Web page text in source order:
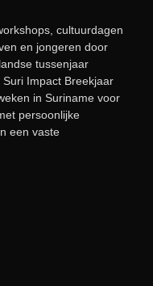
cultuurdagen
en jongeren door
tussenjaar
Impact Breekjaar
in Suriname voor
persoonlijke
een vaste